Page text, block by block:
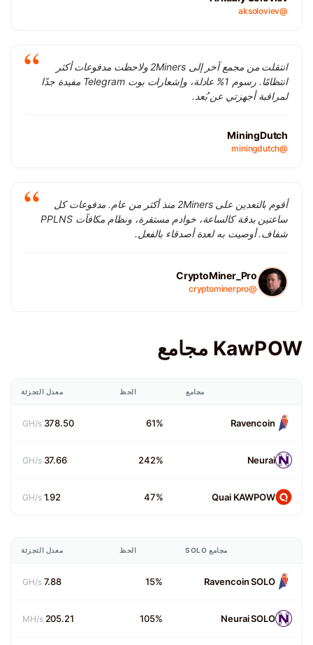
@aksoloviev
انتقلت من مجمع آخر إلى 2Miners ولاحظت مدفوعات أكثر
انتظامًا. رسوم 1% عادلة، وإشعارات بوت Telegram مفيدة جدًا
لمراقبة أجهزتي عن بُعد.
MiningDutch
@miningdutch
أقوم بالتعدين على 2Miners منذ أكثر من عام. مدفوعات كل
ساعتين بدقة كالساعة، خوادم مستقرة، ونظام مكافآت PPLNS
شفاف. أوصيت به لعدة أصدقاء بالفعل.
CryptoMiner_Pro
@cryptominerpro
KawPOW مجامع
مجامع الحظ معدل التجزئة
Ravencoin
61%
378.50
GH/s
Neurai
242%
37.66
GH/s
Quai KAWPOW
47%
1.92
GH/s
مجامع SOLO الحظ معدل التجزئة
Ravencoin SOLO
15%
7.88
GH/s
Neurai SOLO
105%
205.21
MH/s